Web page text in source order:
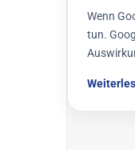
Wenn
tun.